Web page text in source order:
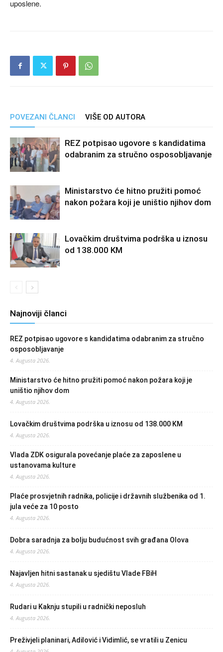
uposlene.
POVEZANI ČLANCI VIŠE OD AUTORA
REZ potpisao ugovore s kandidatima
odabranim za stručno osposobljavanje
Ministarstvo će hitno pružiti pomoć
nakon požara koji je uništio njihov dom
Lovačkim društvima podrška u iznosu
od 138.000 KM
Najnoviji članci
REZ potpisao ugovore s kandidatima odabranim za stručno
osposobljavanje
4. Augusta 2026.
Ministarstvo će hitno pružiti pomoć nakon požara koji je
uništio njihov dom
4. Augusta 2026.
Lovačkim društvima podrška u iznosu od 138.000 KM
4. Augusta 2026.
Vlada ZDK osigurala povećanje plaće za zaposlene u
ustanovama kulture
4. Augusta 2026.
Plaće prosvjetnih radnika, policije i državnih službenika od 1.
jula veće za 10 posto
4. Augusta 2026.
Dobra saradnja za bolju budućnost svih građana Olova
4. Augusta 2026.
Najavljen hitni sastanak u sjedištu Vlade FBiH
4. Augusta 2026.
Rudari u Kaknju stupili u radnički neposluh
4. Augusta 2026.
Preživjeli planinari, Adilović i Vidimlić, se vratili u Zenicu